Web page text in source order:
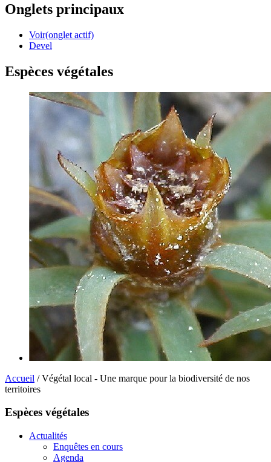
Onglets principaux
Voir(onglet actif)
Devel
Espèces végétales
Accueil / Végétal local - Une marque pour la biodiversité de nos
territoires
Espèces végétales
Actualités
Enquêtes en cours
Agenda